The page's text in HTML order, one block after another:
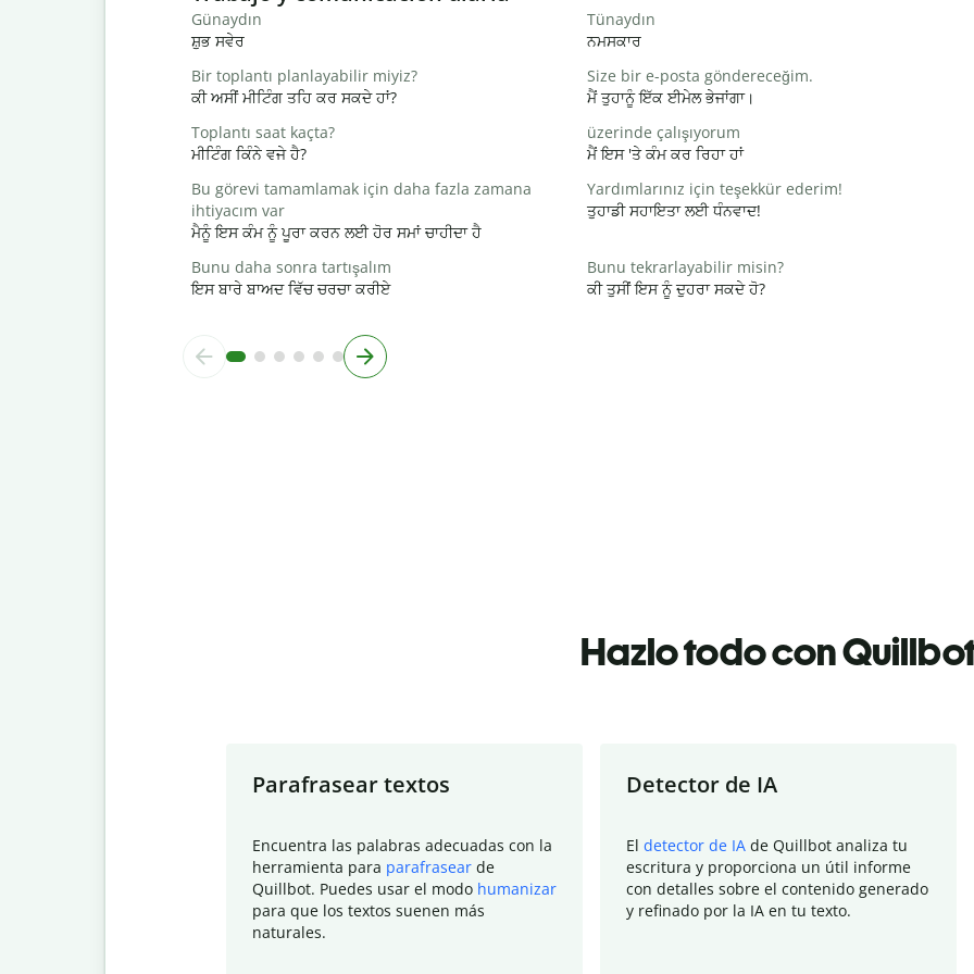
Günaydın
ਸ਼ੁਭ ਸਵੇਰ
Tünaydın
ਨਮਸਕਾਰ
Bir toplantı planlayabilir miyiz?
ਕੀ ਅਸੀਂ ਮੀਟਿੰਗ ਤਹਿ ਕਰ ਸਕਦੇ ਹਾਂ?
Size bir e-posta göndereceğim.
ਮੈਂ ਤੁਹਾਨੂੰ ਇੱਕ ਈਮੇਲ ਭੇਜਾਂਗਾ।
Toplantı saat kaçta?
ਮੀਟਿੰਗ ਕਿੰਨੇ ਵਜੇ ਹੈ?
üzerinde çalışıyorum
ਮੈਂ ਇਸ 'ਤੇ ਕੰਮ ਕਰ ਰਿਹਾ ਹਾਂ
Bu görevi tamamlamak için daha fazla zamana
ihtiyacım var
ਮੈਨੂੰ ਇਸ ਕੰਮ ਨੂੰ ਪੂਰਾ ਕਰਨ ਲਈ ਹੋਰ ਸਮਾਂ ਚਾਹੀਦਾ ਹੈ
Yardımlarınız için teşekkür ederim!
ਤੁਹਾਡੀ ਸਹਾਇਤਾ ਲਈ ਧੰਨਵਾਦ!
Bunu daha sonra tartışalım
ਇਸ ਬਾਰੇ ਬਾਅਦ ਵਿੱਚ ਚਰਚਾ ਕਰੀਏ
Bunu tekrarlayabilir misin?
ਕੀ ਤੁਸੀਂ ਇਸ ਨੂੰ ਦੁਹਰਾ ਸਕਦੇ ਹੋ?
Hazlo todo con
Parafrasear textos
Encuentra las palabras adecuadas con la
herramienta para parafrasear de
Quillbot. Puedes usar el modo humanizar
para que los textos suenen más
naturales.
Detector de IA
El detector de IA de Quillbot analiza tu
escritura y proporciona un útil informe
con detalles sobre el contenido generado
y refinado por la IA en tu texto.